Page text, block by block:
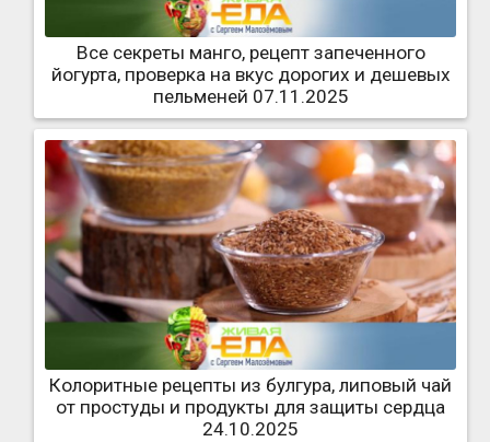
Все секреты манго, рецепт запеченного
йогурта, проверка на вкус дорогих и дешевых
пельменей 07.11.2025
Колоритные рецепты из булгура, липовый чай
от простуды и продукты для защиты сердца
24.10.2025